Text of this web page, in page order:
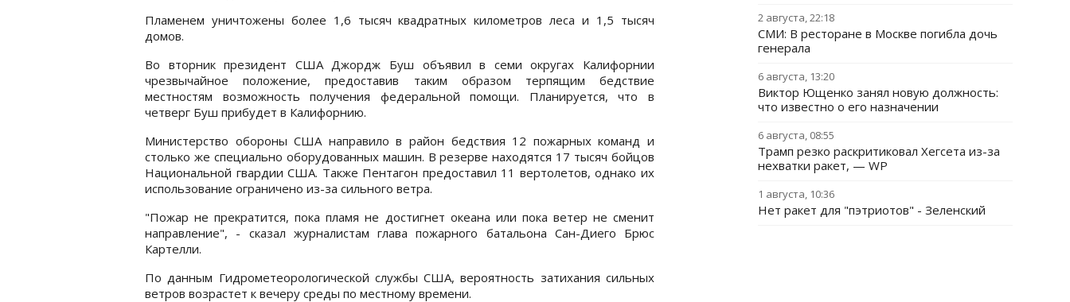
Пламенем уничтожены более 1,6 тысяч квадратных километров леса и 1,5 тысяч
домов.
Во вторник президент США Джордж Буш объявил в семи округах Калифорнии
чрезвычайное положение, предоставив таким образом терпящим бедствие
местностям возможность получения федеральной помощи. Планируется, что в
четверг Буш прибудет в Калифорнию.
Министерство обороны США направило в район бедствия 12 пожарных команд и
столько же специально оборудованных машин. В резерве находятся 17 тысяч бойцов
Национальной гвардии США. Также Пентагон предоставил 11 вертолетов, однако их
использование ограничено из-за сильного ветра.
"Пожар не прекратится, пока пламя не достигнет океана или пока ветер не сменит
направление", - сказал журналистам глава пожарного батальона Сан-Диего Брюс
Картелли.
По данным Гидрометеорологической службы США, вероятность затихания сильных
ветров возрастет к вечеру среды по местному времени.
2 августа, 22:18
СМИ: В ресторане в Москве погибла дочь
генерала
6 августа, 13:20
Виктор Ющенко занял новую должность:
что известно о его назначении
6 августа, 08:55
Трамп резко раскритиковал Хегсета из-за
нехватки ракет, — WP
1 августа, 10:36
Нет ракет для "пэтриотов" - Зеленский